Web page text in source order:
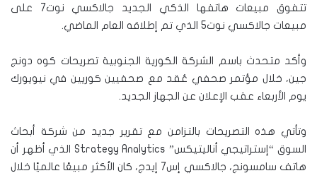
تتفوق مبيعات هاتفها الذكي الجديد جالاكسي نوت7 على
مبيعات جالاكسي نوت5 الذي تم إطلاقه العام الماضي.
وأكد متحدث باسم الشركة الكورية الجنوبية تصريحات كوه دونج
جين، خلال مؤتمر صحفي عُقد مع صحفيين كوريين في نيويورك
يوم الأربعاء عقب الإعلان عن الجهاز الجديد.
وتأتي هذه التصريحات بالتزامن مع تقرير جديد من شركة أبحاث
السوق “إستراتيجي أناليتيكس” Strategy Analytics الذي أظهر أن
هاتف سامسونج، جالاكسي إس7 إيدج، كان الأكثر مبيعًا عالميًا خلال